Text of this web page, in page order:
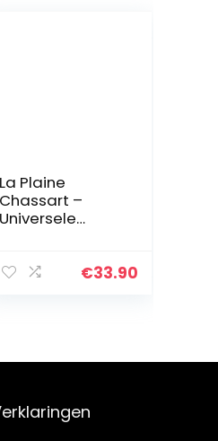
La Plaine
Chassart –
Universele
alle Soorten
€33.90